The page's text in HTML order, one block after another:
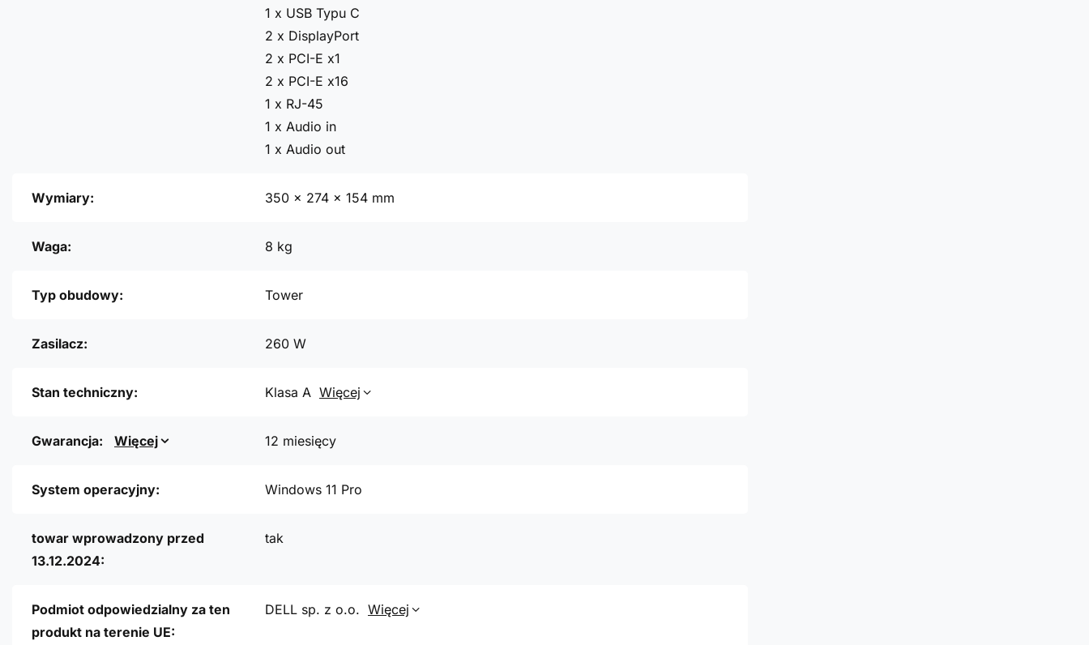
1 x USB Typu C
2 x DisplayPort
2 x PCI-E x1
2 x PCI-E x16
1 x RJ-45
1 x Audio in
1 x Audio out
Wymiary: 350 x 274 x 154 mm
Waga: 8 kg
Typ obudowy: Tower
Zasilacz: 260 W
Stan techniczny: Klasa A Więcej
Gwarancja: Więcej 12 miesięcy
System operacyjny: Windows 11 Pro
towar wprowadzony przed
13.12.2024:
tak
Podmiot odpowiedzialny za ten
produkt na terenie UE:
DELL sp. z o.o. Więcej